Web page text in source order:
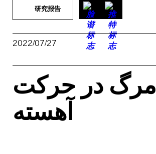
研究报告
2022/07/27
مرگ در حرکت
آهسته